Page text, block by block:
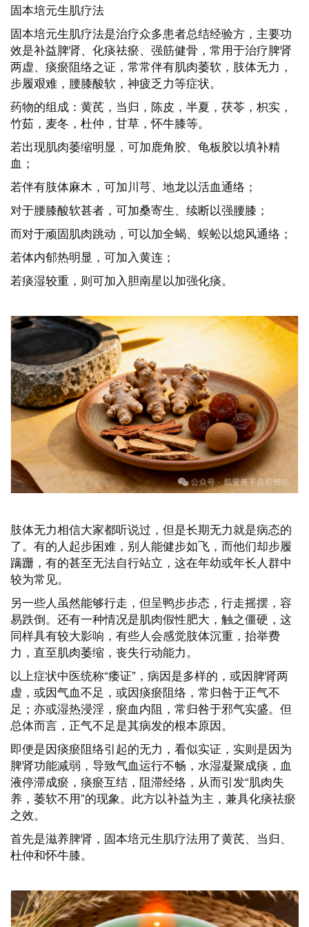
固本培元生肌疗法
固本培元生肌疗法是治疗众多患者总结经验方，主要功
效是补益脾肾、化痰祛瘀、强筋健骨，常用于治疗脾肾
两虚、痰瘀阻络之证，常常伴有肌肉萎软，肢体无力，
步履艰难，腰膝酸软，神疲乏力等症状。
药物的组成：黄芪，当归，陈皮，半夏，茯苓，枳实，
竹茹，麦冬，杜仲，甘草，怀牛膝等。
若出现肌肉萎缩明显，可加鹿角胶、龟板胶以填补精
血；
若伴有肢体麻木，可加川芎、地龙以活血通络；
对于腰膝酸软甚者，可加桑寄生、续断以强腰膝；
而对于顽固肌肉跳动，可以加全蝎、蜈蚣以熄风通络；
若体内郁热明显，可加入黄连；
若痰湿较重，则可加入胆南星以加强化痰。
肢体无力相信大家都听说过，但是长期无力就是病态的
了。有的人起步困难，别人能健步如飞，而他们却步履
蹒跚，有的甚至无法自行站立，这在年幼或年长人群中
较为常见。
另一些人虽然能够行走，但呈鸭步步态，行走摇摆，容
易跌倒。还有一种情况是肌肉假性肥大，触之僵硬，这
同样具有较大影响，有些人会感觉肢体沉重，抬举费
力，直至肌肉萎缩，丧失行动能力。
以上症状中医统称“痿证”，病因是多样的，或因脾肾两
虚，或因气血不足，或因痰瘀阻络，常归咎于正气不
足；亦或湿热浸淫，瘀血内阻，常归咎于邪气实盛。但
总体而言，正气不足是其病发的根本原因。
即便是因痰瘀阻络引起的无力，看似实证，实则是因为
脾肾功能减弱，导致气血运行不畅，水湿凝聚成痰，血
液停滞成瘀，痰瘀互结，阻滞经络，从而引发“肌肉失
养，萎软不用”的现象。此方以补益为主，兼具化痰祛瘀
之效。
首先是滋养脾肾， 固本培元生肌疗法用了黄芪、当归、
杜仲和怀牛膝。